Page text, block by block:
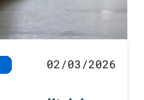
02/03/2026